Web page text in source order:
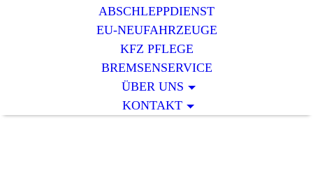
ABSCHLEPPDIENST
EU-NEUFAHRZEUGE
KFZ PFLEGE
BREMSENSERVICE
ÜBER UNS
KONTAKT